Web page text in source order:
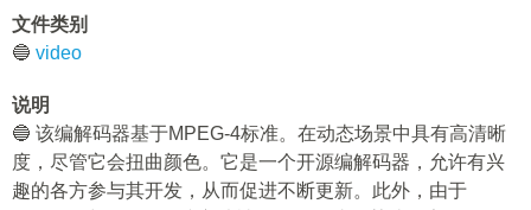
文件类别
🔵 video
说明
🔵 该编解码器基于MPEG-4标准。在动态场景中具有高清晰
度，尽管它会扭曲颜色。它是一个开源编解码器，允许有兴
趣的各方参与其开发，从而促进不断更新。此外，由于